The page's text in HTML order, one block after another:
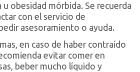
obesidad mórbida. Se recuerda
con el servicio de
asesoramiento o ayuda.
en caso de haber contraído
evitar comer en
beber mucho líquido y